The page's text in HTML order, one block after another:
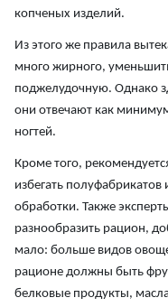
копченых изделий.
Из этого же правила
много жирного,
поджелудочную. Однако
они отвечают как
ногтей.
Кроме того,
избегать
обработки. Также
разнообразить рацион,
мало: больше видов
рационе должны быть
белковые продукты,